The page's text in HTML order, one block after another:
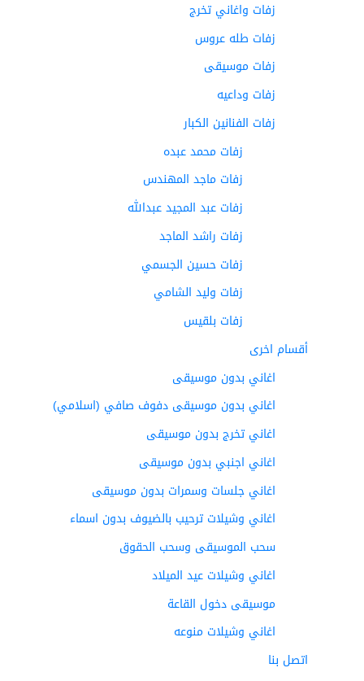
زفات واغاني تخرج
زفات طله عروس
زفات موسيقى
زفات وداعيه
زفات الفنانين الكبار
زفات محمد عبده
زفات ماجد المهندس
زفات عبد المجيد عبدالله
زفات راشد الماجد
زفات حسين الجسمي
زفات وليد الشامي
زفات بلقيس
أقسام اخرى
اغاني بدون موسيقى
اغاني بدون موسيقى دفوف صافي (اسلامي)
اغاني تخرج بدون موسيقى
اغاني اجنبي بدون موسيقى
اغاني جلسات وسمرات بدون موسيقى
اغاني وشيلات ترحيب بالضيوف بدون اسماء
سحب الموسيقى وسحب الحقوق
اغاني وشيلات عيد الميلاد
موسيقى دخول القاعة
اغاني وشيلات منوعه
اتصل بنا